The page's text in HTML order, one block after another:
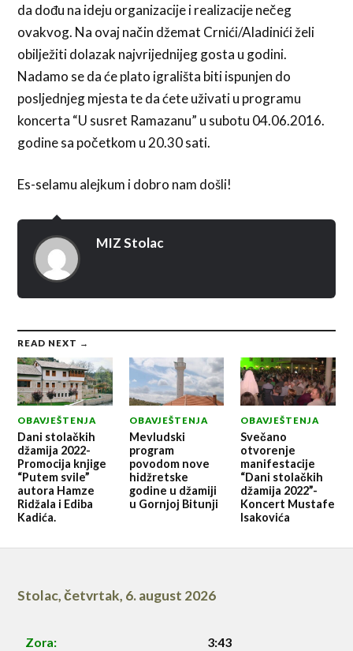
da dođu na ideju organizacije i realizacije nečeg
ovakvog. Na ovaj način džemat Crnići/Aladinići želi
obilježiti dolazak najvrijednijeg gosta u godini.
Nadamo se da će plato igrališta biti ispunjen do
posljednjeg mjesta te da ćete uživati u programu
koncerta “U susret Ramazanu” u subotu 04.06.2016.
godine sa početkom u 20.30 sati.
Es-selamu alejkum i dobro nam došli!
MIZ Stolac
READ NEXT →
OBAVJEŠTENJA
Dani stolačkih
džamija 2022-
Promocija knjige
“Putem svile”
autora Hamze
Ridžala i Ediba
Kadića.
OBAVJEŠTENJA
Mevludski
program
povodom nove
hidžretske
godine u džamiji
u Gornjoj Bitunji
OBAVJEŠTENJA
Svečano
otvorenje
manifestacije
“Dani stolačkih
džamija 2022”-
Koncert Mustafe
Isakovića
Stolac,četvrtak, 6. august 2026
Zora:
3:43